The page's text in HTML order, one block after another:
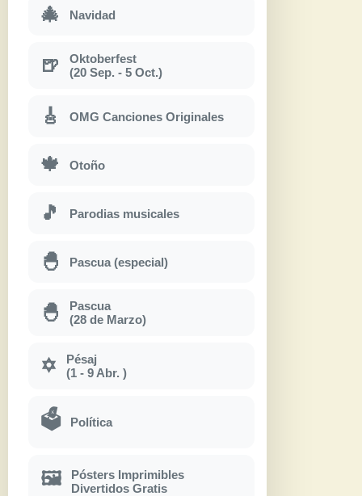
🎄 Navidad
🍺
Oktoberfest
(20 Sep. - 5 Oct.)
🎸 OMG Canciones Originales
🍁 Otoño
🎵 Parodias musicales
🐣 Pascua (especial)
🐣
Pascua
(28 de Marzo)
✡
Pésaj
(1 - 9 Abr. )
🗳 Política
🖼
Pósters Imprimibles
Divertidos Gratis